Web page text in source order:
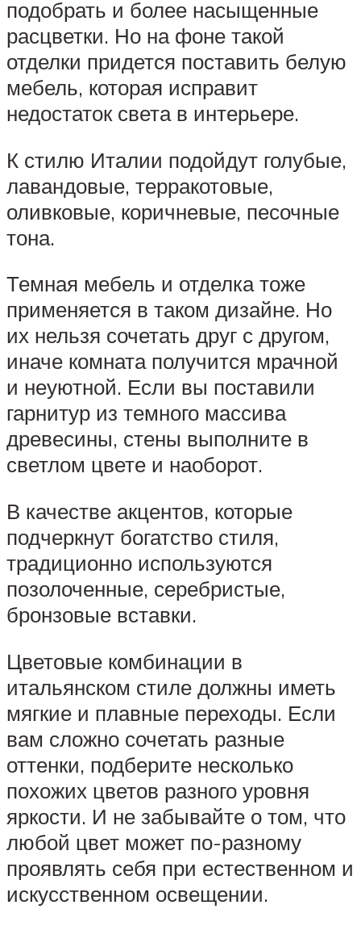
подобрать и более насыщенные
расцветки. Но на фоне такой
отделки придется поставить белую
мебель, которая исправит
недостаток света в интерьере.
К стилю Италии подойдут голубые,
лавандовые, терракотовые,
оливковые, коричневые, песочные
тона.
Темная мебель и отделка тоже
применяется в таком дизайне. Но
их нельзя сочетать друг с другом,
иначе комната получится мрачной
и неуютной. Если вы поставили
гарнитур из темного массива
древесины, стены выполните в
светлом цвете и наоборот.
В качестве акцентов, которые
подчеркнут богатство стиля,
традиционно используются
позолоченные, серебристые,
бронзовые вставки.
Цветовые комбинации в
итальянском стиле должны иметь
мягкие и плавные переходы. Если
вам сложно сочетать разные
оттенки, подберите несколько
похожих цветов разного уровня
яркости. И не забывайте о том, что
любой цвет может по-разному
проявлять себя при естественном и
искусственном освещении.